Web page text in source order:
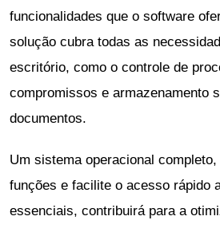
funcionalidades que o software
solução cubra todas as
escritório, como o controle de
compromissos e armazenamento
documentos.
Um sistema operacional
funções e facilite o acesso rápido
essenciais, contribuirá para a